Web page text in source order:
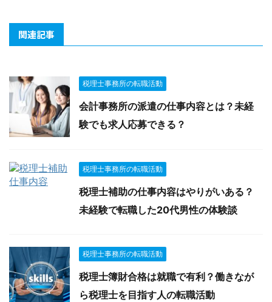
関連記事
税理士事務所の転職活動
会計事務所の派遣の仕事内容とは？未経
験でも求人応募できる？
税理士事務所の転職活動
税理士補助の仕事内容はやりがいある？
未経験で転職した20代男性の体験談
税理士事務所の転職活動
税理士簿財合格は就職で有利？働きなが
ら税理士を目指す人の転職活動